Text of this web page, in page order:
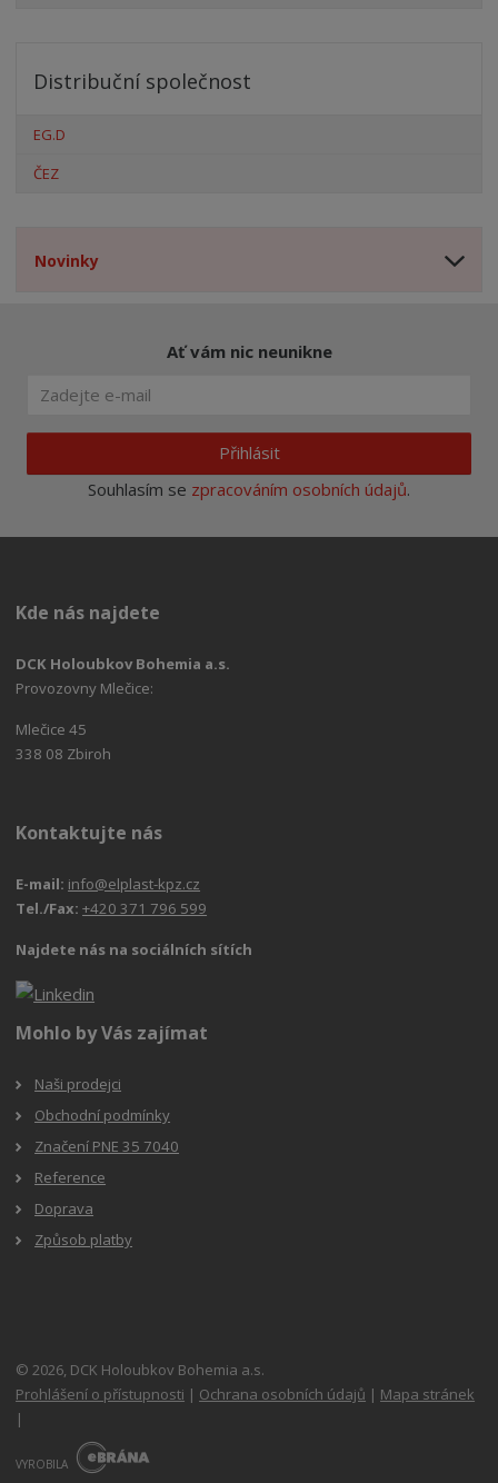
Distribuční společnost
EG.D
ČEZ
Novinky
Ať vám nic neunikne
Přihlásit
Souhlasím se zpracováním osobních údajů.
Kde nás najdete
DCK Holoubkov Bohemia a.s.
Provozovny Mlečice:
Mlečice 45
338 08 Zbiroh
Kontaktujte nás
E-mail: info@elplast-kpz.cz
Tel./Fax:+420 371 796 599
Najdete nás na sociálních sítích
Mohlo by Vás zajímat
Naši prodejci
Obchodní podmínky
Značení PNE 35 7040
Reference
Doprava
Způsob platby
© 2026, DCK Holoubkov Bohemia a.s.
Prohlášení o přístupnosti | Ochrana osobních údajů | Mapa stránek
|
VYROBILA